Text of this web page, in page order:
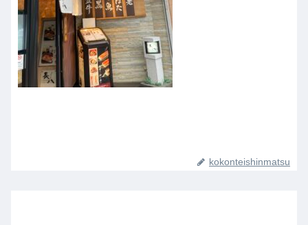
kokonteishinmatsu